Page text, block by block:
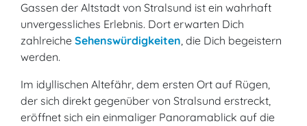
Gassen der Altstadt von Stralsund ist ein wahrhaft
unvergessliches Erlebnis. Dort erwarten Dich
zahlreiche Sehenswürdigkeiten, die Dich begeistern
werden.
Im idyllischen Altefähr, dem ersten Ort auf Rügen,
der sich direkt gegenüber von Stralsund erstreckt,
eröffnet sich ein einmaliger Panoramablick auf die